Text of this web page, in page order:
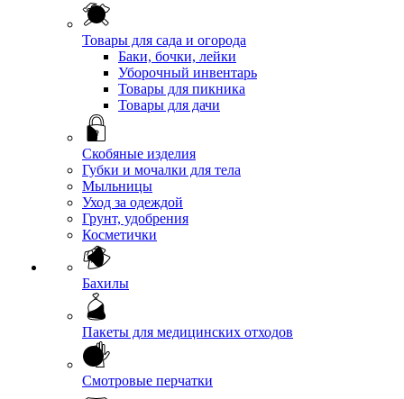
Товары для сада и огорода
Баки, бочки, лейки
Уборочный инвентарь
Товары для пикника
Товары для дачи
Скобяные изделия
Губки и мочалки для тела
Мыльницы
Уход за одеждой
Грунт, удобрения
Косметички
Бахилы
Пакеты для медицинских отходов
Смотровые перчатки